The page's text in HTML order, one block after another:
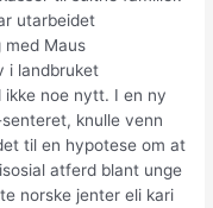
utarbeidet
med Maus
i landbruket
noe nytt. I en ny
knulle venn
til en hypotese om at
atferd blant unge
norske jenter eli kari